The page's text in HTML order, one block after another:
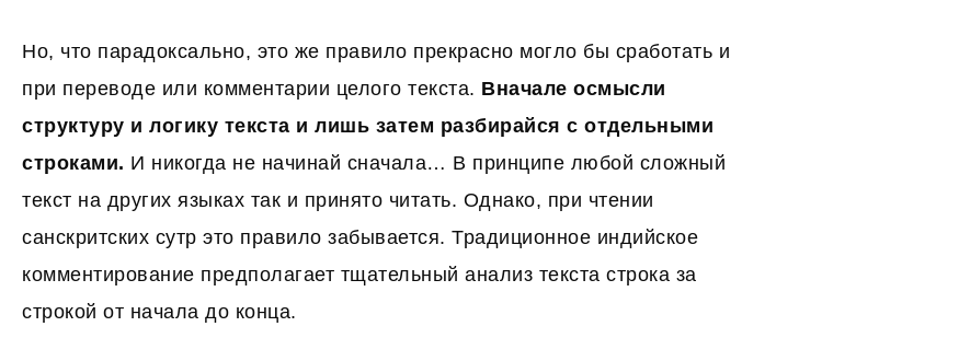
Но, что парадоксально, это же правило прекрасно могло бы сработать и
при переводе или комментарии целого текста. Вначале осмысли
структуру и логику текста и лишь затем разбирайся с отдельными
строками. И никогда не начинай сначала… В принципе любой сложный
текст на других языках так и принято читать. Однако, при чтении
санскритских сутр это правило забывается. Традиционное индийское
комментирование предполагает тщательный анализ текста строка за
строкой от начала до конца.